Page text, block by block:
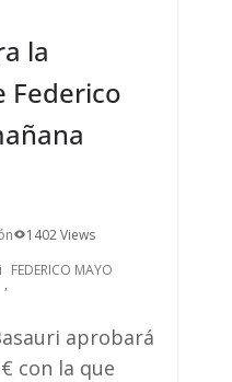
la
Federico
1402 Views
,
FEDERICO MAYO
aprobará
con la que